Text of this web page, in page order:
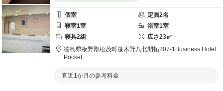
個室 定員2名
寝室1室 浴室1室
寝具2組 広さ23㎡
徳島県板野郡松茂町笹木野八北開拓207-1 Business Hotel
Pocket
直近1か月の参考料金